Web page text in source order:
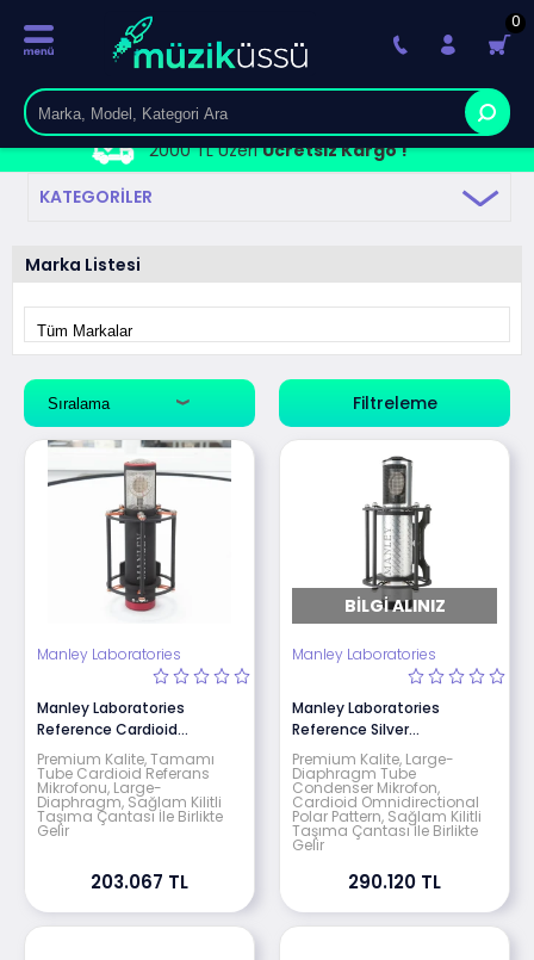
2000 TL ÜzeriÜcretsiz Kargo !
0
KATEGORILER
Marka Listesi
Filtreleme
Manley Laboratories
Manley Laboratories
Reference Cardioid
Microphone
Premium Kalite, Tamamı
Tube Cardioid Referans
Mikrofonu, Large-
Diaphragm, Sağlam Kilitli
Taşıma Çantası İle Birlikte
Gelir
203.067 TL
BILGI ALINIZ
Manley Laboratories
Manley Laboratories
Reference Silver
Microphone
Premium Kalite, Large-
Diaphragm Tube
Condenser Mikrofon,
Cardioid Omnidirectional
Polar Pattern, Sağlam Kilitli
Taşıma Çantası İle Birlikte
Gelir
290.120 TL